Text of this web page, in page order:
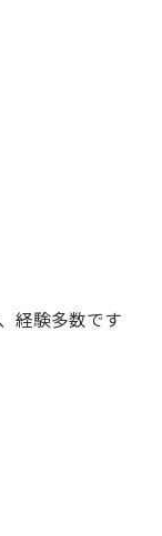
経験多数です